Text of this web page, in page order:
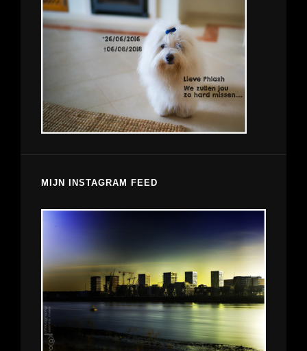
MIJN INSTAGRAM FEED